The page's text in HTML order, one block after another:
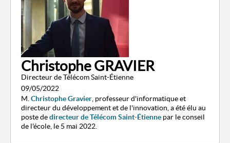
Christophe GRAVIER
Directeur de Télécom Saint-Étienne
09/05/2022
M. Christophe Gravier , professeur d'informatique et
directeur du développement et de l'innovation, a été élu au
poste dedirecteur de Télécom Saint-Étienne par le conseil
de l'école, le 5 mai 2022.